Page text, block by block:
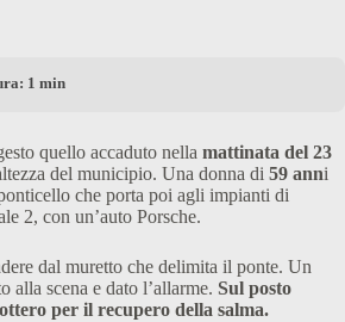
1 min
quello accaduto nella mattinata del 23
del municipio. Una donna di 59 anni
che porta poi agli impianti di
2, con un’auto Porsche.
dal muretto che delimita il ponte. Un
alla scena e dato l’allarme. Sul posto
per il recupero della salma.